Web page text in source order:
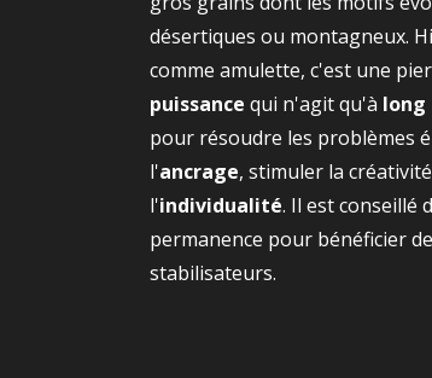
désertiques ou montagneux.
comme amulette, c'est une
puissance qui n'agit qu'à long
pour résoudre les problèmes
l'ancrage, stimuler la
l'individualité. Il est conseillé
permanence pour bénéficier
stabilisateurs.